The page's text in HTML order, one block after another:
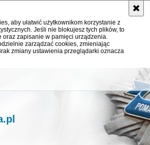
aby ułatwić użytkownikom korzystanie z
Jeśli nie blokujesz tych plików, to
oraz zapisanie w pamięci urządzenia.
zarządzać cookies, zmieniając
zmiany ustawienia przeglądarki oznacza